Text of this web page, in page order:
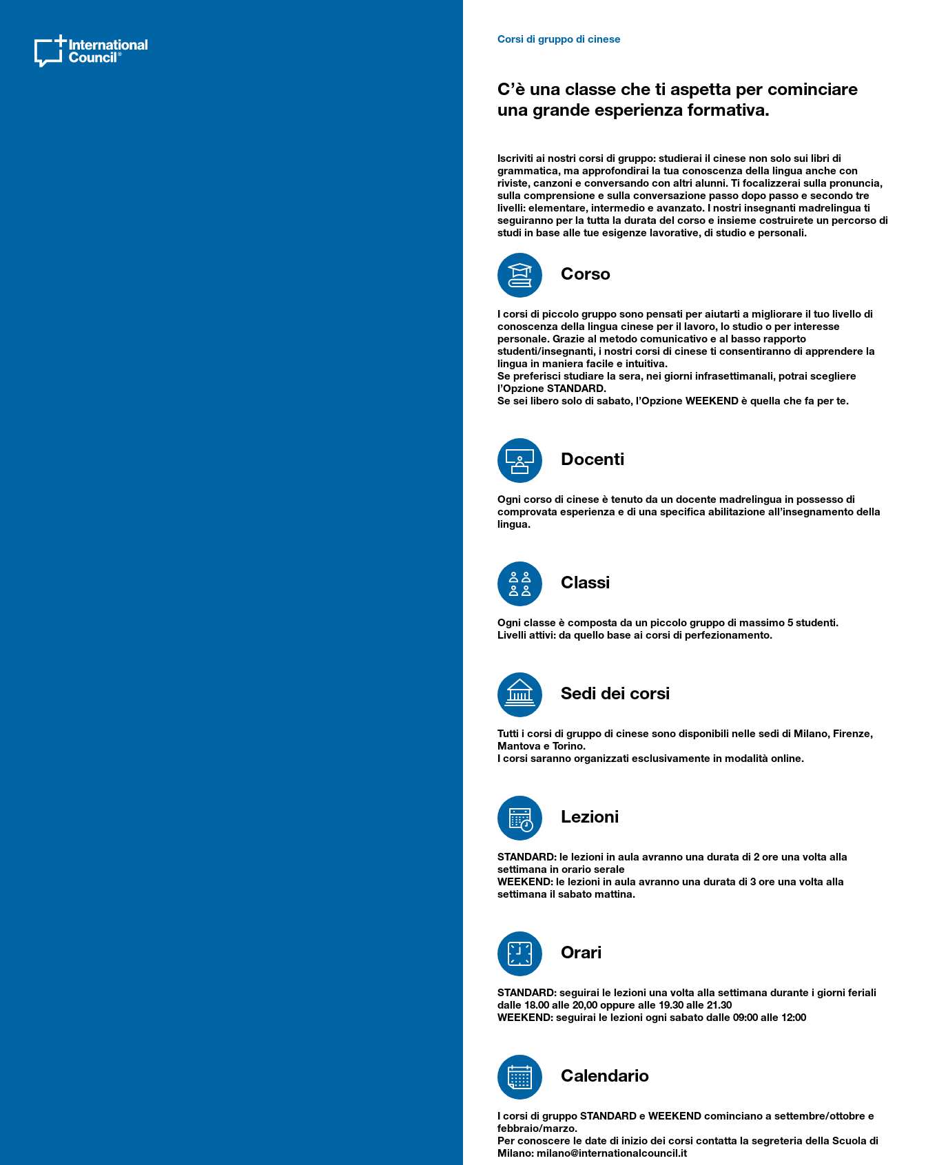
Corsi di gruppo di cinese
C’è una classe che ti aspetta per cominciare
una grande esperienza formativa.
Iscriviti ai nostri corsi di gruppo: studierai il cinese non solo sui libri di
grammatica, ma approfondirai la tua conoscenza della lingua anche con
riviste, canzoni e conversando con altri alunni. Ti focalizzerai sulla pronuncia,
sulla comprensione e sulla conversazione passo dopo passo e secondo tre
livelli: elementare, intermedio e avanzato. I nostri insegnanti madrelingua ti
seguiranno per la tutta la durata del corso e insieme costruirete un percorso di
studi in base alle tue esigenze lavorative, di studio e personali.
Corso
I corsi di piccolo gruppo sono pensati per aiutarti a migliorare il tuo livello di
conoscenza della lingua cinese per il lavoro, lo studio o per interesse
personale. Grazie al metodo comunicativo e al basso rapporto
studenti/insegnanti, i nostri corsi di cinese ti consentiranno di apprendere la
lingua in maniera facile e intuitiva.
Se preferisci studiare la sera, nei giorni infrasettimanali, potrai scegliere
l’Opzione STANDARD.
Se sei libero solo di sabato, l’Opzione WEEKEND è quella che fa per te.
Docenti
Ogni corso di cinese è tenuto da un docente madrelingua in possesso di
comprovata esperienza e di una specifica abilitazione all’insegnamento della
lingua.
Classi
Ogni classe è composta da un piccolo gruppo di massimo 5 studenti.
Livelli attivi: da quello base ai corsi di perfezionamento.
Sedi dei corsi
Tutti i corsi di gruppo di cinese sono disponibili nelle sedi di Milano, Firenze,
Mantova e Torino.
I corsi saranno organizzati esclusivamente in modalità online.
Lezioni
STANDARD: le lezioni in aula avranno una durata di 2 ore una volta alla
settimana in orario serale
WEEKEND: le lezioni in aula avranno una durata di 3 ore una volta alla
settimana il sabato mattina.
Orari
STANDARD: seguirai le lezioni una volta alla settimana durante i giorni feriali
dalle 18.00 alle 20,00 oppure alle 19.30 alle 21.30
WEEKEND: seguirai le lezioni ogni sabato dalle 09:00 alle 12:00
Calendario
I corsi di gruppo STANDARD e WEEKEND cominciano a settembre/ottobre e
febbraio/marzo.
Per conoscere le date di inizio dei corsi contatta la segreteria della Scuola di
Milano: milano@internationalcouncil.it